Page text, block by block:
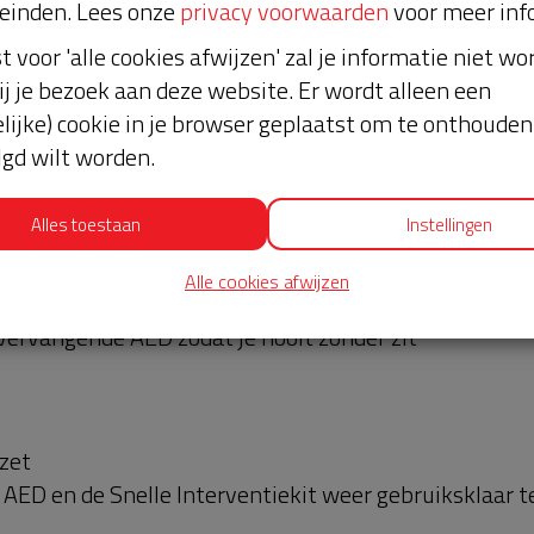
nodig. Het zou toch mooi zijn als we dit als
dan 15 oproepen zijn geweest in de afgelopen 5
de komende 5 jaar.
5 jaar:
een storing heeft
te verhelpen
AED zodat je nooit zonder zit
en de Snelle Interventiekit weer gebruiksklaar
Lees onzeprivacy voorwaardenvoor meer
voor 'alle cookies afwijzen' zal je informatie niet
je bezoek aan deze website. Er wordt alleen een
cookie in je browser geplaatst om te
wilt worden.
Alles toestaan Instellingen
Alle cookies afwijzen